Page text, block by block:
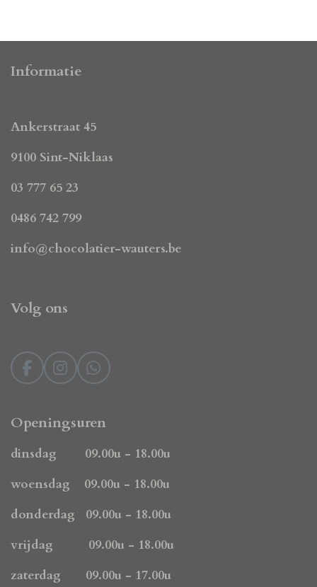
Informatie
Ankerstraat 45
9100 Sint-Niklaas
03 777 65 23
0486 742 799
info@chocolatier-wauters.be
Volg ons
F
a
e
b
o
k
I
n
t
a
a
W
h
t
A
p
Openingsuren
dinsdag 09.00u - 18.00u
woensdag 09.00u - 18.00u
donderdag 09.00u - 18.00u
vrijdag 09.00u - 18.00u
zaterdag 09.00u - 17.00u